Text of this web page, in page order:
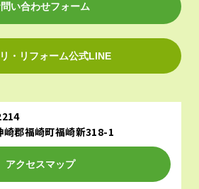
い合わせフォーム
・リフォーム公式LINE
崎郡福崎町福崎新318-1
アクセスマップ